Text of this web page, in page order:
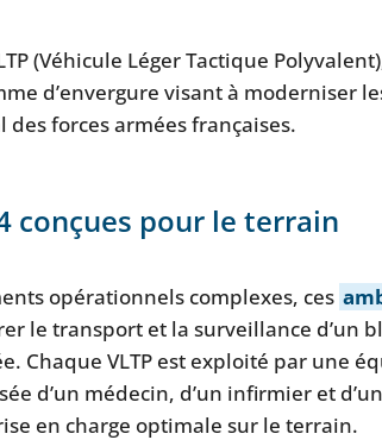
(Véhicule Léger Tactique
d’envergure visant à moderniser
forces armées françaises.
conçues pour le terrain
opérationnels complexes, ces
le transport et la surveillance d’un
Chaque VLTP est exploité par une
d’un médecin, d’un infirmier et
en charge optimale sur le terrain.